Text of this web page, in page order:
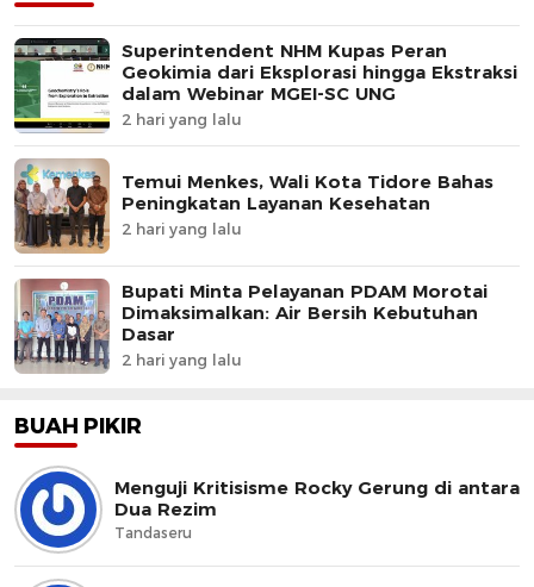
Superintendent NHM Kupas Peran
Geokimia dari Eksplorasi hingga Ekstraksi
dalam Webinar MGEI-SC UNG
2 hari yang lalu
Temui Menkes, Wali Kota Tidore Bahas
Peningkatan Layanan Kesehatan
2 hari yang lalu
Bupati Minta Pelayanan PDAM Morotai
Dimaksimalkan: Air Bersih Kebutuhan
Dasar
2 hari yang lalu
BUAH PIKIR
Menguji Kritisisme Rocky Gerung di antara
Dua Rezim
Tandaseru